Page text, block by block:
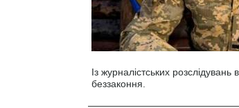
Із журналістських
беззаконня.